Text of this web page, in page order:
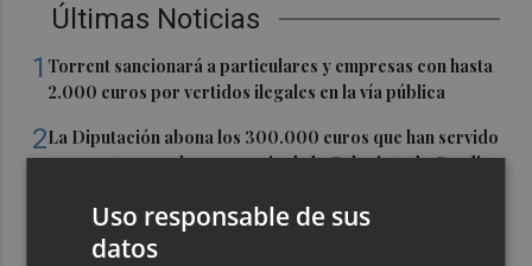
Últimas Noticias
1 Torrent sancionará a particulares y empresas con hasta
2.000 euros por vertidos ilegales en la vía pública
2La Diputación abona los 300.000 euros que han servido
para restaurar el campanario de la Colegiata de Gandia
La Pobla de Farnals suma nuevos servicios de
proximidad al espacio público
Uso responsable de sus
datos